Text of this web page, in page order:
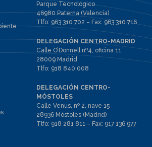
Parque Tecnológico
46980 Paterna (Valencia)
Tlfo: 963 310 702 – Fax: 963 310 716
DELEGACIÓN CENTRO-MADRID
Calle O’Donnell nº4, oficina 11
28009 Madrid
Tlfo: 918 840 008
DELEGACIÓN CENTRO-
MÓSTOLES
Calle Venus, nº 2, nave 15
28936 Móstoles (Madrid)
Tlfo: 918 281 811 – Fax: 917 136 977